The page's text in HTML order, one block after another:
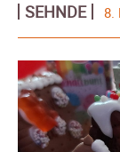
SEHNDE 8.